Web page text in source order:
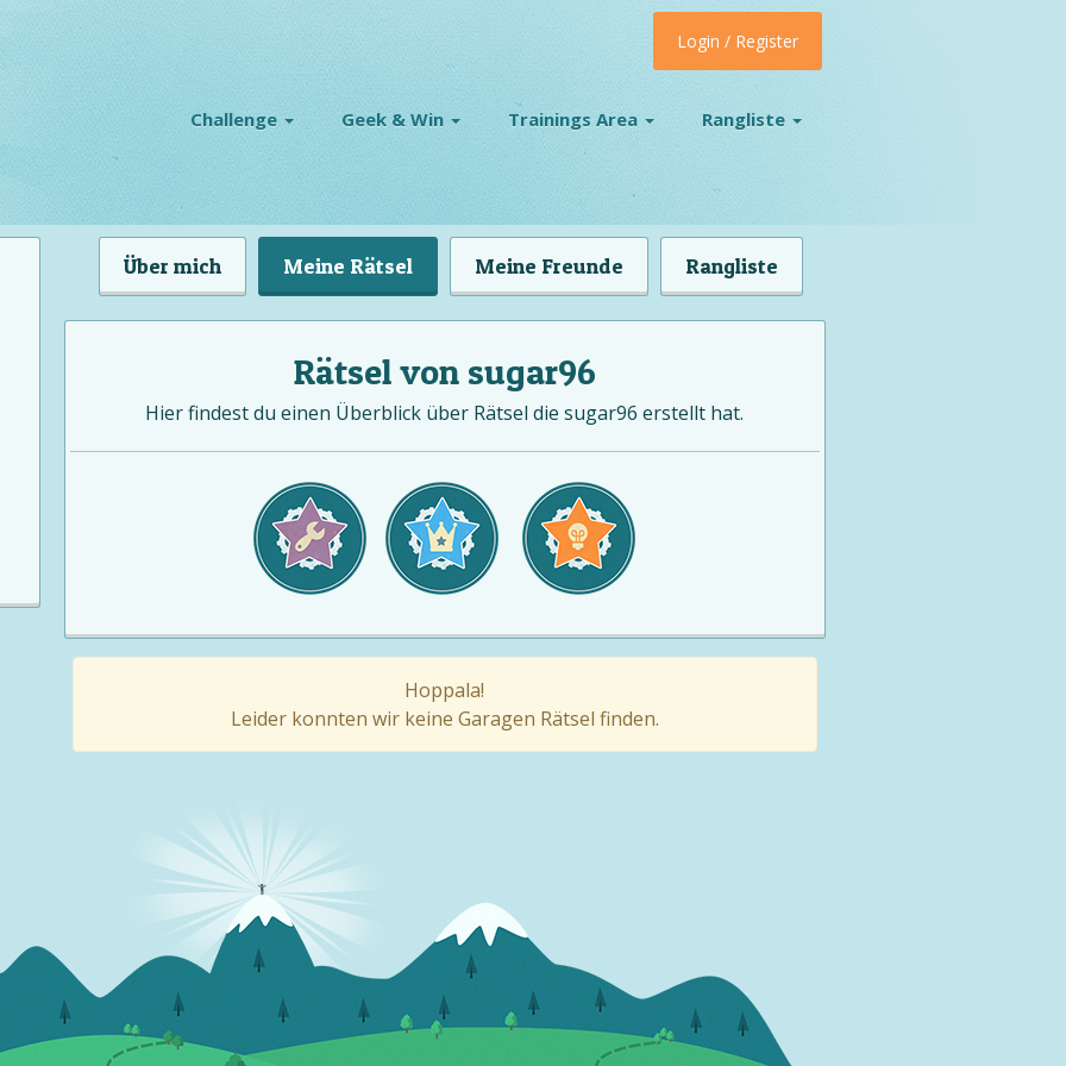
Challenge Geek & Win Trainings Area Rangliste
Login / Register
Über mich Meine Rätsel Meine Freunde Rangliste
Rätsel von sugar96
Hier findest du einen Überblick über Rätsel die sugar96 erstellt hat.
Hoppala!
Leider konnten wir keine Garagen Rätsel finden.